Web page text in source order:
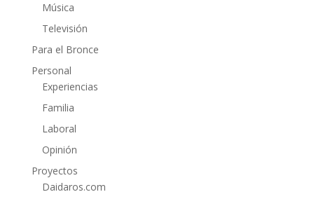
Música
Televisión
Para el Bronce
Personal
Experiencias
Familia
Laboral
Opinión
Proyectos
Daidaros.com